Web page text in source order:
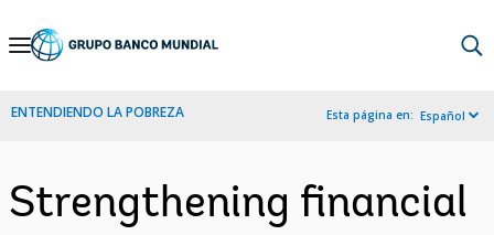
Skip
Navigation
ENTENDIENDO LA POBREZA Esta página en: Español
Strengthening financial